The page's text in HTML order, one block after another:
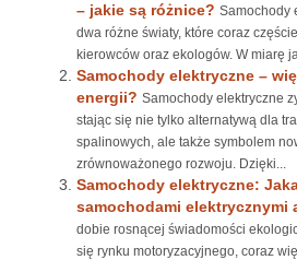
– jakie są różnice? Samochody
dwa różne światy, które coraz
kierowców oraz ekologów. W miarę
Samochody elektryczne –
energii? Samochody elektryczne
stając się nie tylko alternatywą dla
spalinowych, ale także symbolem
zrównoważonego rozwoju. Dzięki...
Samochody elektryczne:
samochodami elektrycznymi
dobie rosnącej świadomości
się rynku motoryzacyjnego, coraz